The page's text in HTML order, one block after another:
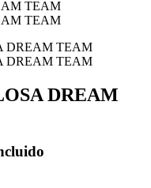
DREAM